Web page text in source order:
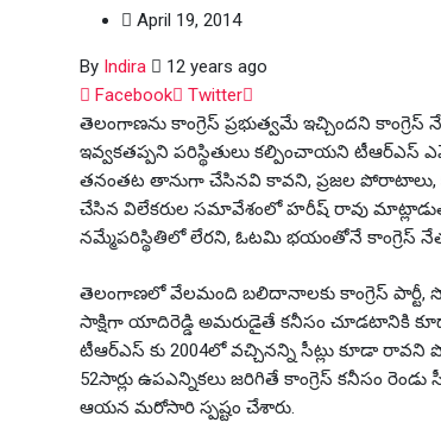
April 19, 2014
By Indira
12 years ago
Facebook
Twitter
తెలంగాణను కాంగ్రెస్ ప్రభుత్వమే ఇచ్చిందని
ఇవ్వకతప్పని పరిస్థితులు కల్పించాయని టీఆర్ఎస్
తనంతట తానుగా చేసినవి కావని, ప్రజల పోరాటాలు,
చేసిన విలేకరుల సమావేశంలో హరీష్ రావు
నమ్మేపరిస్థితిలో లేరని, ఓటమి భయంతోనే కాంగ్రెస్
తెలంగాణలో వేలమంది బలిదానాలకు కాంగ్రెస్
సాక్షిగా యాదిరెడ్డి అమరుడైతే కనీసం చూడటానికి కూడా
టీఆర్ఎస్ కు 2004లో వచ్చినన్ని సీట్లు కూడా
52సార్లు ఉపఎన్నికలు జరిగితే కాంగ్రెస్ కనీసం
ఆయన మరోసారి స్పష్టం చేశారు.